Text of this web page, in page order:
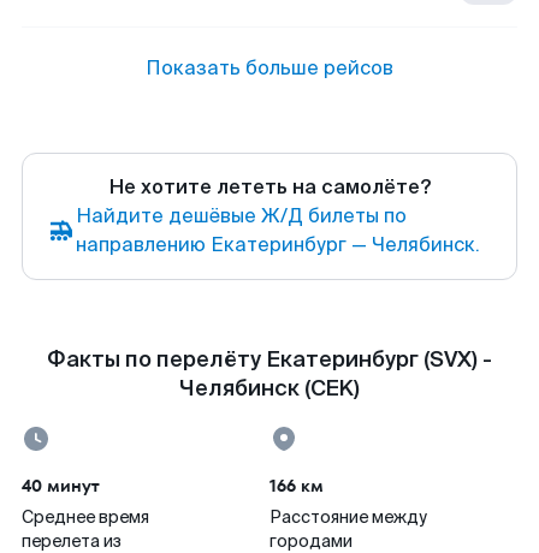
Показать больше рейсов
Не хотите лететь на самолёте?
Найдите дешёвые Ж/Д билеты по
направлению Екатеринбург — Челябинск.
Факты по перелёту Екатеринбург (SVX) -
Челябинск (CEK)
40 минут
Среднее время
перелета из
166 км
Расстояние между
городами